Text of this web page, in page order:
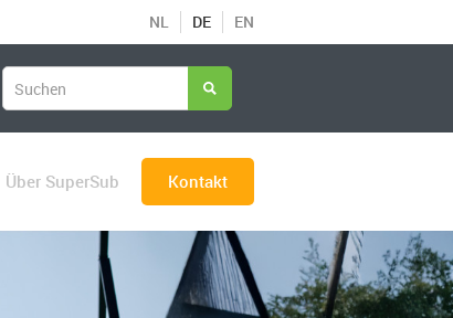
NL DE EN
Über SuperSub Kontakt